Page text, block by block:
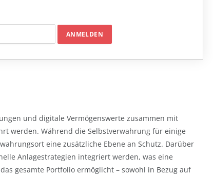
und digitale Vermögenswerte zusammen mit
werden. Während die Selbstverwahrung für einige
eine zusätzliche Ebene an Schutz. Darüber
Anlagestrategien integriert werden, was eine
gesamte Portfolio ermöglicht – sowohl in Bezug auf